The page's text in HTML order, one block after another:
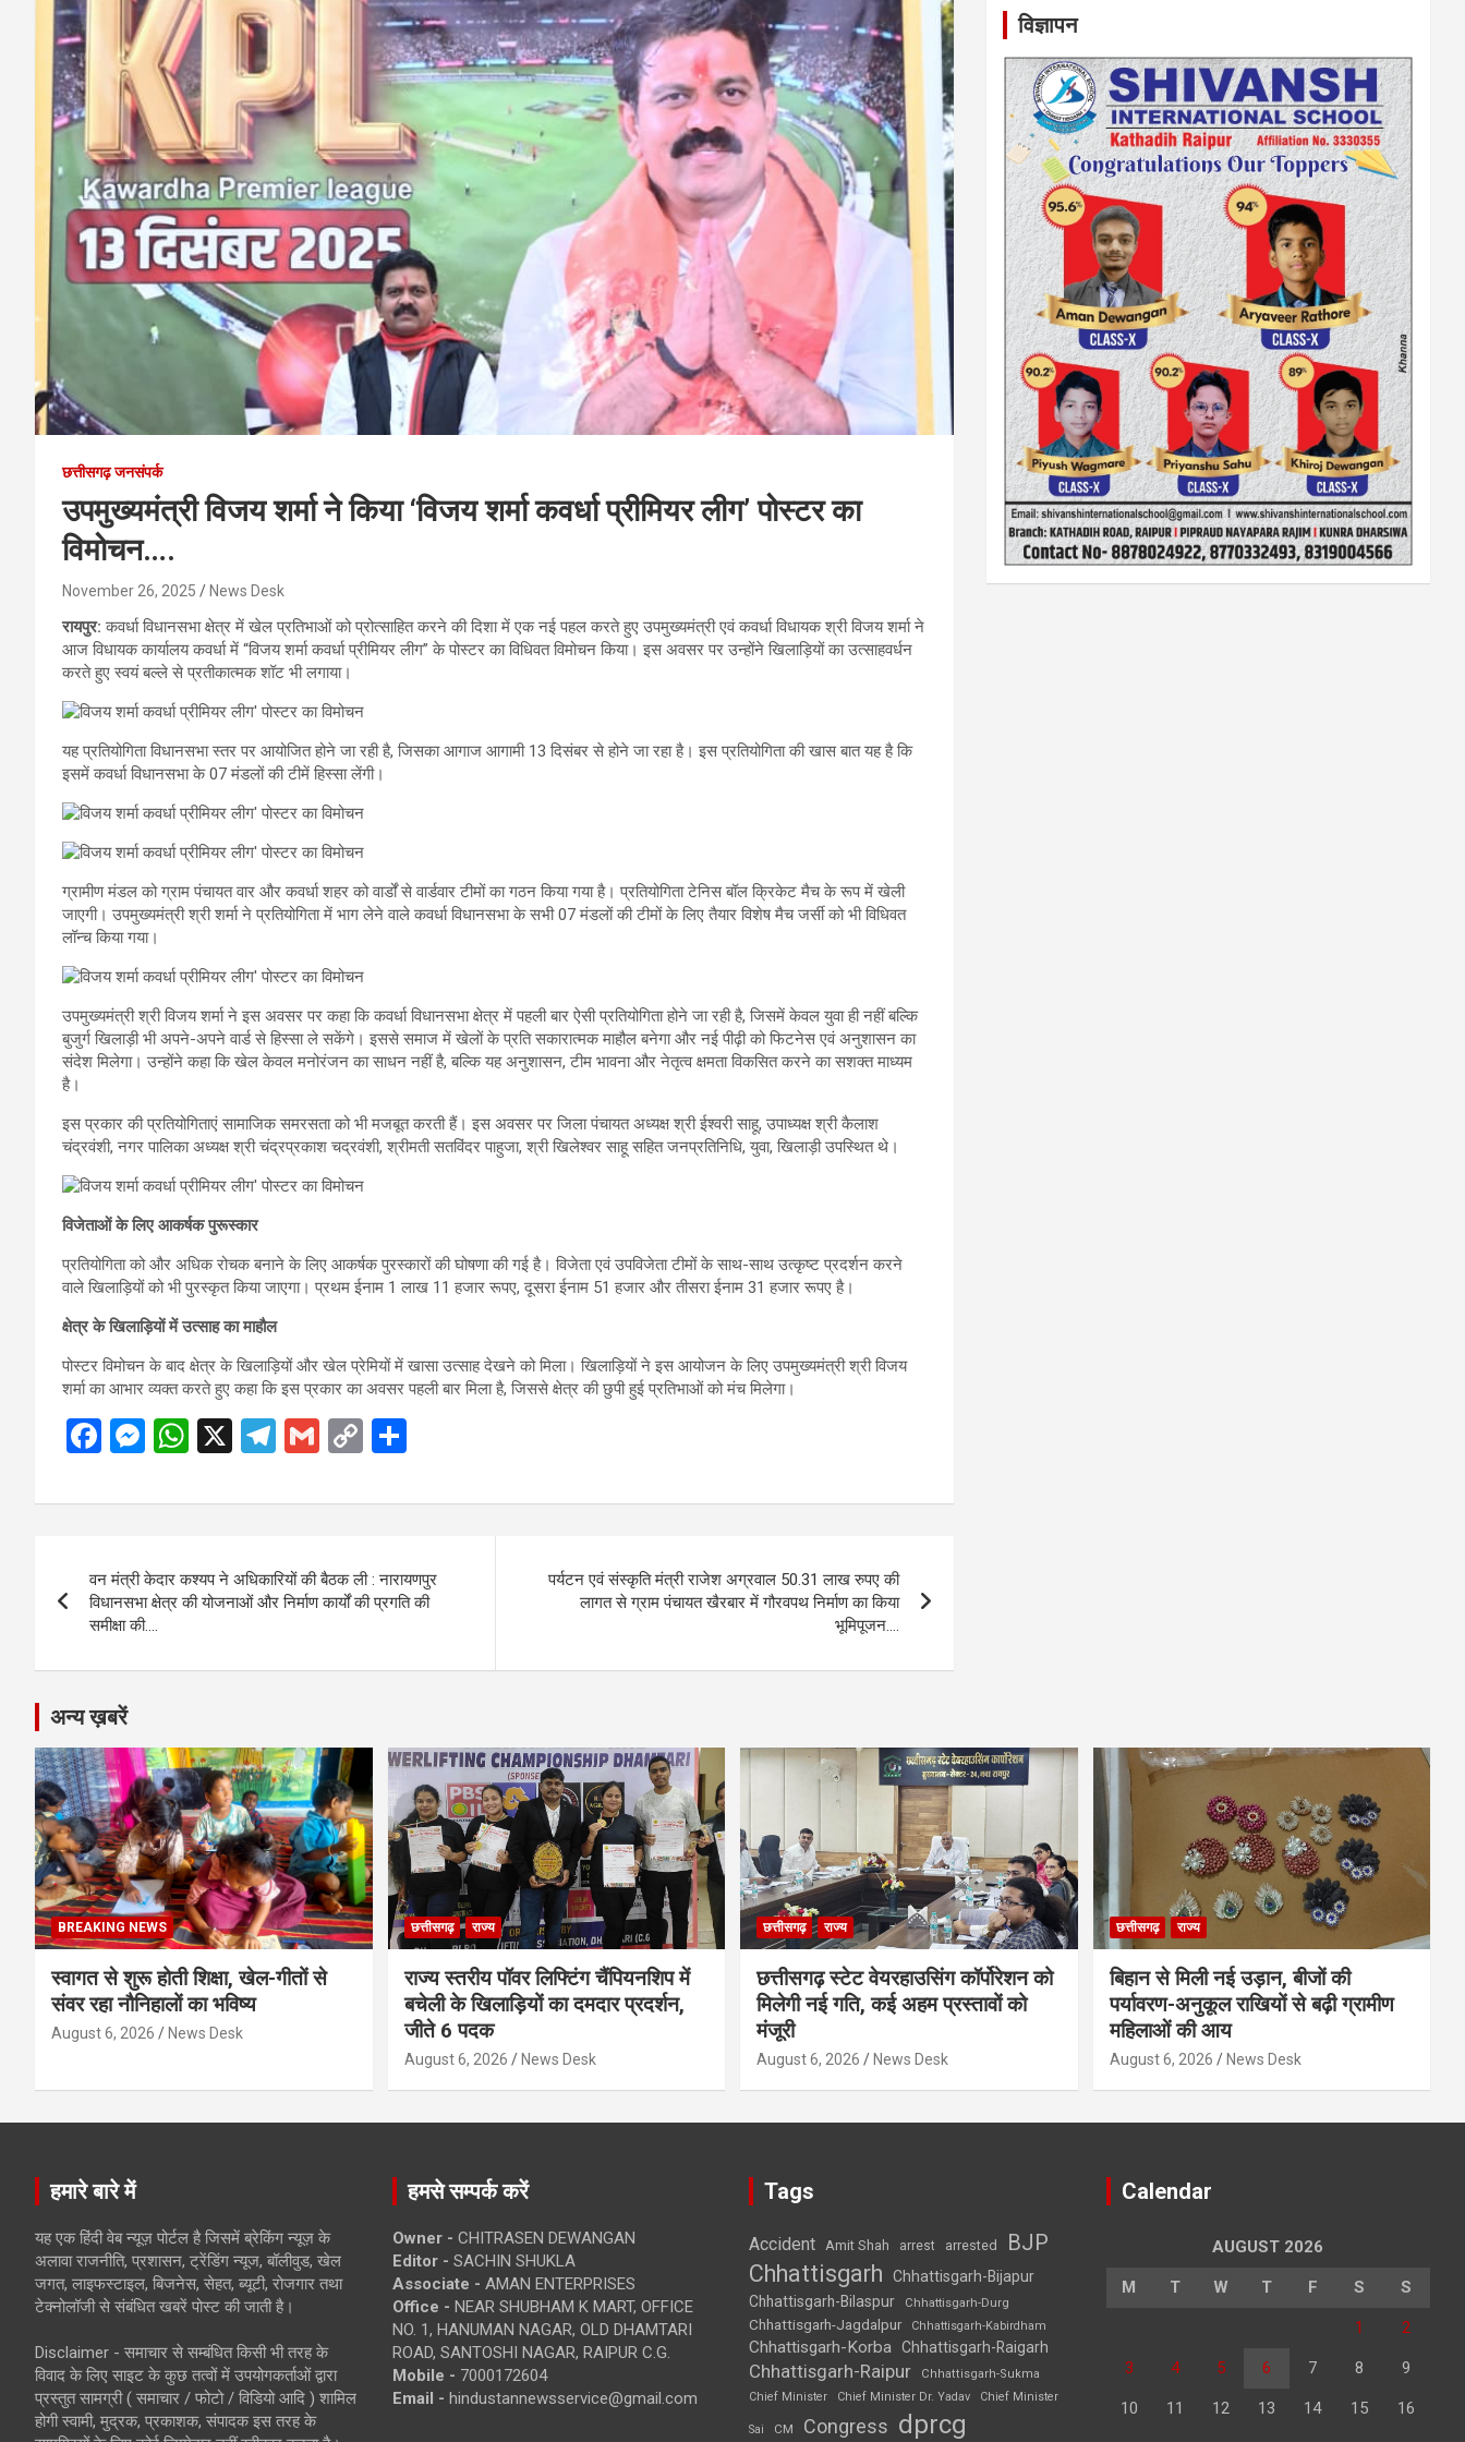
छत्तीसगढ़ जनसंपर्क
उपमुख्यमंत्री विजय शर्मा ने किया ‘विजय शर्मा कवर्धा प्रीमियर लीग’ पोस्टर का
विमोचन….
November 26, 2025 News Desk
रायपुर:कवर्धा विधानसभा क्षेत्र में खेल प्रतिभाओं को प्रोत्साहित करने की दिशा में एक नई पहल करते हुए उपमुख्यमंत्री एवं कवर्धा विधायक श्री विजय शर्मा ने
आज विधायक कार्यालय कवर्धा में “विजय शर्मा कवर्धा प्रीमियर लीग” के पोस्टर का विधिवत विमोचन किया। इस अवसर पर उन्होंने खिलाड़ियों का उत्साहवर्धन
करते हुए स्वयं बल्ले से प्रतीकात्मक शॉट भी लगाया।
यह प्रतियोगिता विधानसभा स्तर पर आयोजित होने जा रही है, जिसका आगाज आगामी 13 दिसंबर से होने जा रहा है। इस प्रतियोगिता की खास बात यह है कि
इसमें कवर्धा विधानसभा के 07 मंडलों की टीमें हिस्सा लेंगी।
ग्रामीण मंडल को ग्राम पंचायत वार और कवर्धा शहर को वार्डों से वार्डवार टीमों का गठन किया गया है। प्रतियोगिता टेनिस बॉल क्रिकेट मैच के रूप में खेली
जाएगी। उपमुख्यमंत्री श्री शर्मा ने प्रतियोगिता में भाग लेने वाले कवर्धा विधानसभा के सभी 07 मंडलों की टीमों के लिए तैयार विशेष मैच जर्सी को भी विधिवत
लॉन्च किया गया।
उपमुख्यमंत्री श्री विजय शर्मा ने इस अवसर पर कहा कि कवर्धा विधानसभा क्षेत्र में पहली बार ऐसी प्रतियोगिता होने जा रही है, जिसमें केवल युवा ही नहीं बल्कि
बुजुर्ग खिलाड़ी भी अपने-अपने वार्ड से हिस्सा ले सकेंगे। इससे समाज में खेलों के प्रति सकारात्मक माहौल बनेगा और नई पीढ़ी को फिटनेस एवं अनुशासन का
संदेश मिलेगा। उन्होंने कहा कि खेल केवल मनोरंजन का साधन नहीं है, बल्कि यह अनुशासन, टीम भावना और नेतृत्व क्षमता विकसित करने का सशक्त माध्यम
है।
इस प्रकार की प्रतियोगिताएं सामाजिक समरसता को भी मजबूत करती हैं। इस अवसर पर जिला पंचायत अध्यक्ष श्री ईश्वरी साहू, उपाध्यक्ष श्री कैलाश
चंद्रवंशी, नगर पालिका अध्यक्ष श्री चंद्रप्रकाश चद्रवंशी, श्रीमती सतविंदर पाहुजा, श्री खिलेश्वर साहू सहित जनप्रतिनिधि, युवा, खिलाड़ी उपस्थित थे।
विजेताओं के लिए आकर्षक पुरूस्कार
प्रतियोगिता को और अधिक रोचक बनाने के लिए आकर्षक पुरस्कारों की घोषणा की गई है। विजेता एवं उपविजेता टीमों के साथ-साथ उत्कृष्ट प्रदर्शन करने
वाले खिलाड़ियों को भी पुरस्कृत किया जाएगा। प्रथम ईनाम 1 लाख 11 हजार रूपए, दूसरा ईनाम 51 हजार और तीसरा ईनाम 31 हजार रूपए है।
क्षेत्र के खिलाड़ियों में उत्साह का माहौल
पोस्टर विमोचन के बाद क्षेत्र के खिलाड़ियों और खेल प्रेमियों में खासा उत्साह देखने को मिला। खिलाड़ियों ने इस आयोजन के लिए उपमुख्यमंत्री श्री विजय
शर्मा का आभार व्यक्त करते हुए कहा कि इस प्रकार का अवसर पहली बार मिला है, जिससे क्षेत्र की छुपी हुई प्रतिभाओं को मंच मिलेगा।
F
ce
o
o
k
M
se
g
er
W
at
A
p
X
T
e
a
m
G
ail
C
py
n
k
ar
navigation
वन मंत्री केदार कश्यप ने अधिकारियों की बैठक ली : नारायणपुर
विधानसभा क्षेत्र की योजनाओं और निर्माण कार्यों की प्रगति की
समीक्षा की….
पर्यटन एवं संस्कृति मंत्री राजेश अग्रवाल 50.31 लाख रुपए की
लागत से ग्राम पंचायत खैरबार में गौरवपथ निर्माण का किया
भूमिपूजन….
विज्ञापन
अन्य ख़बरें
BREAKING NEWS
स्वागत से शुरू होती शिक्षा, खेल-गीतों से
संवर रहा नौनिहालों का भविष्य
August 6, 2026 News Desk
छत्तीसगढ़ राज्य
राज्य स्तरीय पॉवर लिफ्टिंग चैंपियनशिप में
बचेली के खिलाड़ियों का दमदार प्रदर्शन,
जीते 6 पदक
August 6, 2026 News Desk
छत्तीसगढ़ राज्य
छत्तीसगढ़ स्टेट वेयरहाउसिंग कॉर्पोरेशन को
मिलेगी नई गति, कई अहम प्रस्तावों को
मंजूरी
August 6, 2026 News Desk
छत्तीसगढ़ राज्य
बिहान से मिली नई उड़ान, बीजों की
पर्यावरण-अनुकूल राखियों से बढ़ी ग्रामीण
महिलाओं की आय
August 6, 2026 News Desk
हमारे बारे में
यह एक हिंदी वेब न्यूज़ पोर्टल है जिसमें ब्रेकिंग न्यूज़ के
अलावा राजनीति, प्रशासन, ट्रेंडिंग न्यूज, बॉलीवुड, खेल
जगत, लाइफस्टाइल, बिजनेस, सेहत, ब्यूटी, रोजगार तथा
टेक्नोलॉजी से संबंधित खबरें पोस्ट की जाती है।
Disclaimer - समाचार से सम्बंधित किसी भी तरह के
विवाद के लिए साइट के कुछ तत्वों में उपयोगकर्ताओं द्वारा
प्रस्तुत सामग्री ( समाचार / फोटो / विडियो आदि ) शामिल
होगी स्वामी, मुद्रक, प्रकाशक, संपादक इस तरह के
हमसे सम्पर्क करें
Owner - CHITRASEN DEWANGAN
Editor - SACHIN SHUKLA
Associate - AMAN ENTERPRISES
Office - NEAR SHUBHAM K MART, OFFICE
NO. 1, HANUMAN NAGAR, OLD DHAMTARI
ROAD, SANTOSHI NAGAR, RAIPUR C.G.
Mobile - 7000172604
Email - hindustannewsservice@gmail.com
Tags
Accident Amit Shah arrest arrested BJP
Chhattisgarh
Chhattisgarh-Bijapur
Chhattisgarh-Bilaspur
Chhattisgarh-Durg
Chhattisgarh-Jagdalpur Chhattisgarh-Kabirdham
Chhattisgarh-Korba Chhattisgarh-Raigarh
Chhattisgarh-Raipur
Chhattisgarh-Sukma
Chief Minister
Chief Minister Dr. Yadav Chief Minister
Sai CM Congress dprcg
Calendar
AUGUST 2026
M T W T F S S
1 2
3 4 5 6 7 8 9
10 11 12 13 14 15 16